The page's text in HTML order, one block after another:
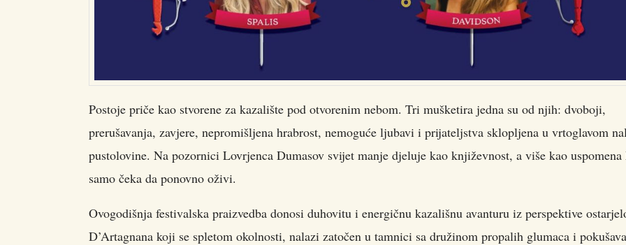
Postoje priče kao stvorene za kazalište pod otvorenim nebom. Tri mušketira jedna su od njih: dvoboji,
prerušavanja, zavjere, nepromišljena hrabrost, nemoguće ljubavi i prijateljstva sklopljena u vrtoglavom
pustolovine. Na pozornici Lovrjenca Dumasov svijet manje djeluje kao književnost, a više kao uspomena
samo čeka da ponovno oživi.
Ovogodišnja festivalska praizvedba donosi duhovitu i energičnu kazališnu avanturu iz perspektive
D’Artagnana koji se spletom okolnosti, nalazi zatočen u tamnici sa družinom propalih glumaca i pokušava